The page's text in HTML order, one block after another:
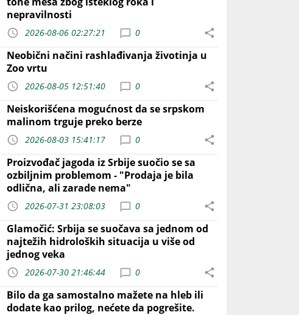
nepravilnosti
2026-08-06 02:27:21 0
Neobični načini rashlađivanja životinja u
Zoo vrtu
2026-08-05 12:51:40 0
Neiskorišćena mogućnost da se srpskom
malinom trguje preko berze
2026-08-03 15:41:17 0
Proizvođač jagoda iz Srbije suočio se sa
ozbiljnim problemom - "Prodaja je bila
odlična, ali zarade nema"
2026-07-31 23:08:03 0
Glamočić: Srbija se suočava sa jednom od
najtežih hidroloških situacija u više od
jednog veka
2026-07-30 21:46:44 0
Bilo da ga samostalno mažete na hleb ili
dodate kao prilog, nećete da pogrešite.